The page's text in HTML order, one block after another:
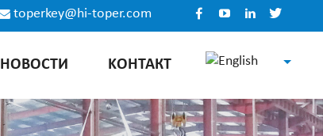
toperkey@hi-toper.com
НОВОСТИ KОНТАКТ
Español